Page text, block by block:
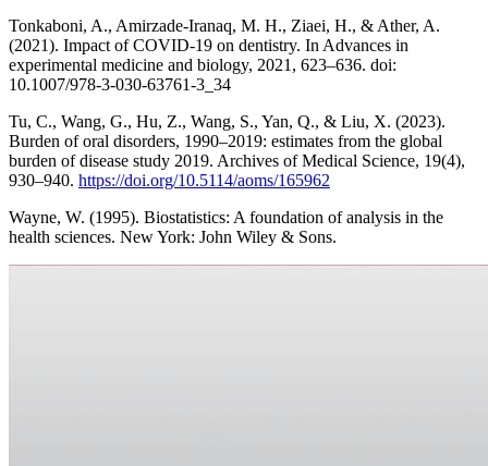
Tonkaboni, A., Amirzade-Iranaq, M. H., Ziaei, H., & Ather, A.
(2021). Impact of COVID-19 on dentistry. In Advances in
experimental medicine and biology, 2021, 623–636. doi:
10.1007/978-3-030-63761-3_34
Tu, C., Wang, G., Hu, Z., Wang, S., Yan, Q., & Liu, X. (2023).
Burden of oral disorders, 1990–2019: estimates from the global
burden of disease study 2019. Archives of Medical Science, 19(4),
930–940. https://doi.org/10.5114/aoms/165962
Wayne, W. (1995). Biostatistics: A foundation of analysis in the
health sciences. New York: John Wiley & Sons.